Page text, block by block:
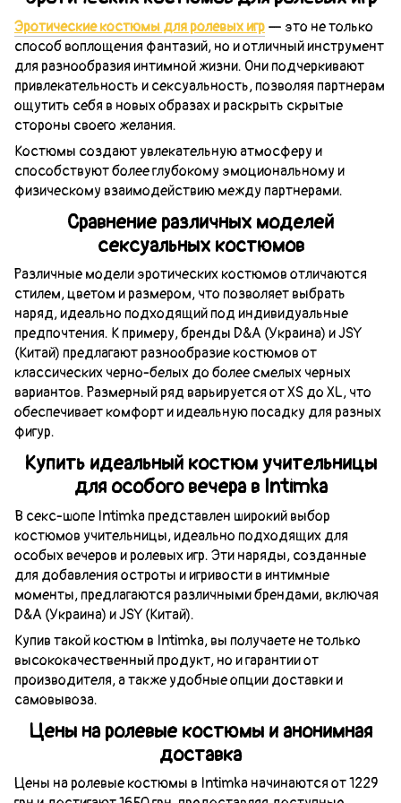
Эротические костюмы для ролевых игр — это не только
способ воплощения фантазий, но и отличный инструмент
для разнообразия интимной жизни. Они подчеркивают
привлекательность и сексуальность, позволяя партнерам
ощутить себя в новых образах и раскрыть скрытые
стороны своего желания.
Костюмы создают увлекательную атмосферу и
способствуют более глубокому эмоциональному и
физическому взаимодействию между партнерами.
Сравнение различных моделей
сексуальных костюмов
Различные модели эротических костюмов отличаются
стилем, цветом и размером, что позволяет выбрать
наряд, идеально подходящий под индивидуальные
предпочтения. К примеру, бренды D&A (Украина) и JSY
(Китай) предлагают разнообразие костюмов от
классических черно-белых до более смелых черных
вариантов. Размерный ряд варьируется от XS до XL, что
обеспечивает комфорт и идеальную посадку для разных
фигур.
Купить идеальный костюм учительницы
для особого вечера в Intimka
В секс-шопе Intimka представлен широкий выбор
костюмов учительницы, идеально подходящих для
особых вечеров и ролевых игр. Эти наряды, созданные
для добавления остроты и игривости в интимные
моменты, предлагаются различными брендами, включая
D&A (Украина) и JSY (Китай).
Купив такой костюм в Intimka, вы получаете не только
высококачественный продукт, но и гарантии от
производителя, а также удобные опции доставки и
самовывоза.
Цены на ролевые костюмы и анонимная
доставка
Цены на ролевые костюмы в Intimka начинаются от 1229